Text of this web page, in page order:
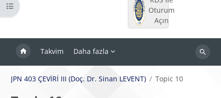
Oturum
Açın
Takvim Daha fazla
Dersleri
Kurs dizinini aç
JPN 403 ÇEVİRİ III (Doç. Dr. Sinan LEVENT) Topic 10